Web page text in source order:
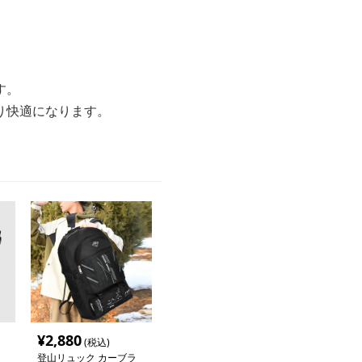
適になります。
¥2,880(税込)
登山リュック カーブラ